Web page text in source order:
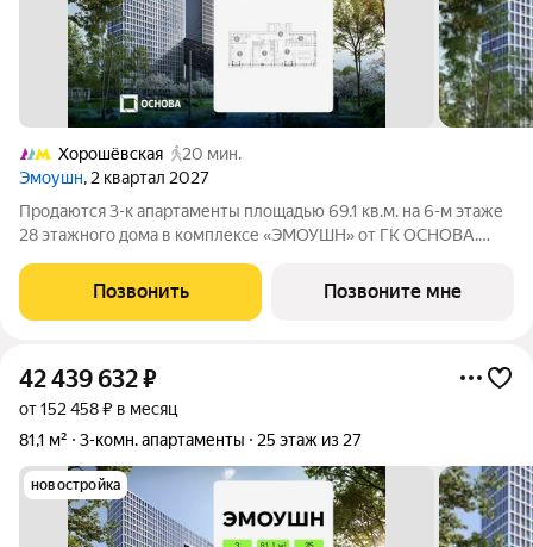
Хорошёвская
20 мин.
Эмоушн, 2 квартал 2027
Продаются 3-к апартаменты площадью 69.1 кв.м. на 6-м этаже
28 этажного дома в комплексе «ЭМОУШН» от ГК ОСНОВА.
бизнес-класса в престижном районе Хорошёво-Мнёвники
(СЗАО), новый выразительный акцент
Позвонить Позвоните мне
42 439 632₽
от 152 458 ₽ в месяц
81,1 м²
3-комн. апартаменты 25 этаж из 27
новостройка